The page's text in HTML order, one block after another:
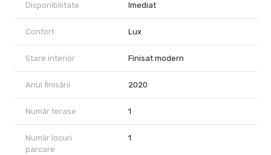
Disponibilitate Imediat
Confort Lux
Stare interior Finisat modern
Anul finisării 2020
Număr terase 1
Număr locuri
parcare
1